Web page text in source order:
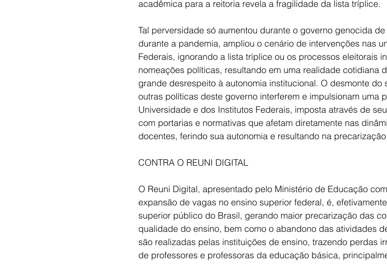
acadêmica para a reitoria revela a fragilidade da lista tríplice.
Tal perversidade só aumentou durante o governo genocida
durante a pandemia, ampliou o cenário de intervenções nas
Federais, ignorando a lista tríplice ou os processos eleitorais
nomeações políticas, resultando em uma realidade cotidiana
grande desrespeito à autonomia institucional. O desmonte do
outras políticas deste governo interferem e impulsionam uma
Universidade e dos Institutos Federais, imposta através de
com portarias e normativas que afetam diretamente nas
docentes, ferindo sua autonomia e resultando na
CONTRA O REUNI DIGITAL
O Reuni Digital, apresentado pelo Ministério de Educação
expansão de vagas no ensino superior federal, é,
superior público do Brasil, gerando maior precarização das
qualidade do ensino, bem como o abandono das atividades
são realizadas pelas instituições de ensino, trazendo perdas
de professores e professoras da educação básica,